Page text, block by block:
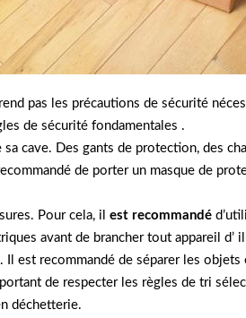
pas les précautions de sécurité
de sécurité fondamentales .
cave. Des gants de protection, des
de porter un masque de
Pour cela, il est recommandé
avant de brancher tout appareil d’
est recommandé de séparer les
de respecter les règles de tri
déchetterie.